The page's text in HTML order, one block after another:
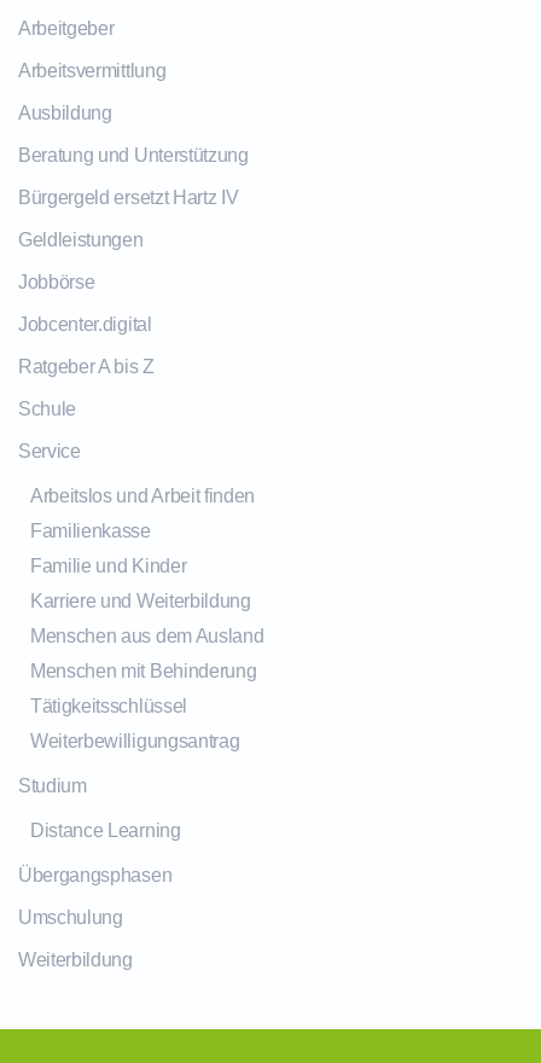
Arbeitgeber
Arbeitsvermittlung
Ausbildung
Beratung und Unterstützung
Bürgergeld ersetzt Hartz IV
Geldleistungen
Jobbörse
Jobcenter.digital
Ratgeber A bis Z
Schule
Service
Arbeitslos und Arbeit finden
Familienkasse
Familie und Kinder
Karriere und Weiterbildung
Menschen aus dem Ausland
Menschen mit Behinderung
Tätigkeitsschlüssel
Weiterbewilligungsantrag
Studium
Distance Learning
Übergangsphasen
Umschulung
Weiterbildung